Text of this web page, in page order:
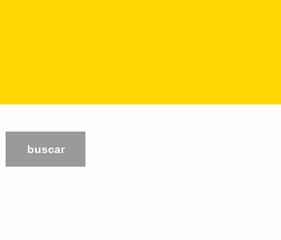
buscar